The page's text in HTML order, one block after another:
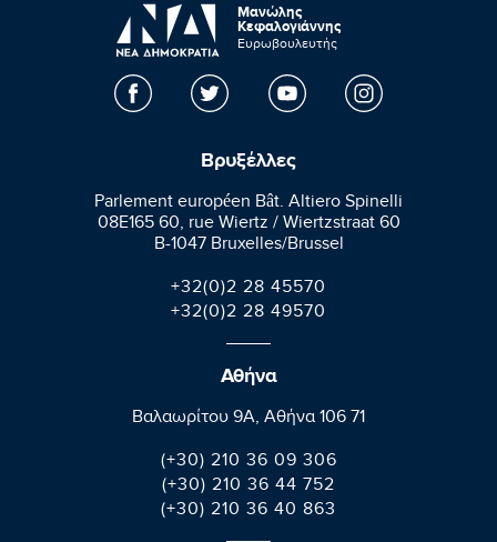
Μανώλης
Κεφαλογιάννης
Ευρωβουλευτής
Βρυξέλλες
Parlement européen Bât. Altiero Spinelli
08E165 60, rue Wiertz / Wiertzstraat 60
B-1047 Bruxelles/Brussel
+32(0)2 28 45570
+32(0)2 28 49570
Αθήνα
Βαλαωρίτου 9A, Aθήνα 106 71
(+30) 210 36 09 306
(+30) 210 36 44 752
(+30) 210 36 40 863